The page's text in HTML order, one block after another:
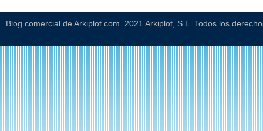
Blog comercial de Arkiplot.com. 2021 Arkiplot, S.L. Todos los